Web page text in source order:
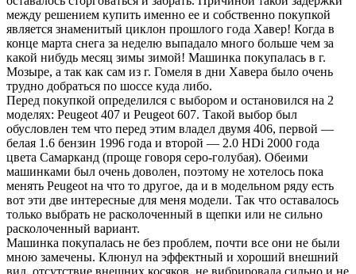
между решением купить именно ее и собственно покупкой
является знаменитый циклон прошлого года Хавер! Когда в
конце марта снега за неделю выпадало много больше чем за
какой нибудь месяц зимы зимой! Машинка покупалась в г.
Мозыре, а так как сам из г. Гомеля в дни Хавера было очень
трудно добраться по шоссе куда либо.
Перед покупкой определился с выбором и остановился на 2
моделях: Peugeot 407 и Peugeot 607. Такой выбор был
обусловлен тем что перед этим владел двумя 406, первой —
белая 1.6 бензин 1996 года и второй — 2.0 HDi 2000 года
цвета Самарканд (проще говоря серо-голубая). Обеими
машинками был очень доволен, поэтому не хотелось пока
менять Peugeot на что то другое, да и в модельном ряду есть
вот эти две интересные для меня модели. Так что оставалось
только выбрать не расколоченный в щепки или не сильно
расколоченный вариант.
Машинка покупалась не без проблем, почти все они не были
мною замечены. Клюнул на эффектный и хороший внешний